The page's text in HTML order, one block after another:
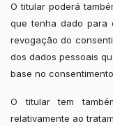
O titular poderá
que tenha dado para
revogação do
dos dados pessoais
base no
O titular tem
relativamente ao